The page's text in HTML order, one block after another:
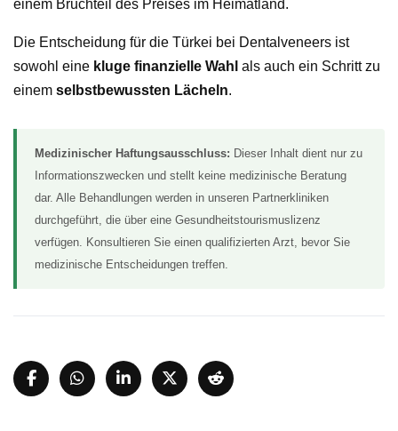
einem Bruchteil des Preises im Heimatland.
Die Entscheidung für die Türkei bei Dentalveneers ist
sowohl eine kluge finanzielle Wahl als auch ein Schritt zu
einem selbstbewussten Lächeln.
Medizinischer Haftungsausschluss: Dieser Inhalt dient nur zu
Informationszwecken und stellt keine medizinische Beratung
dar. Alle Behandlungen werden in unseren Partnerkliniken
durchgeführt, die über eine Gesundheitstourismuslizenz
verfügen. Konsultieren Sie einen qualifizierten Arzt, bevor Sie
medizinische Entscheidungen treffen.